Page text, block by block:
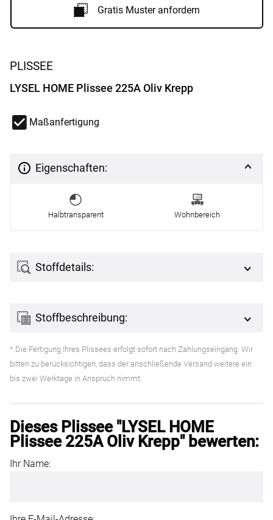
PLISSEE
LYSEL HOME Plissee 225A Oliv Krepp
Maßanfertigung
Eigenschaften:
Halbtransparent Wohnbereich
Stoffdetails:
Stoffbeschreibung:
Gratis Muster anfordern
* Die Fertigung Ihres Plissees erfolgt sofort nach Zahlungseingang. Wir
bitten zu berücksichtigen, dass der anschließende Versand weitere ein
bis zwei Werktage in Anspruch nimmt.
Dieses Plissee "LYSEL HOME
Plissee 225A Oliv Krepp" bewerten:
Ihr Name: